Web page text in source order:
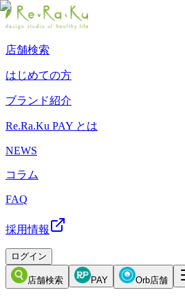
店舗検索
はじめての方
ブランド紹介
Re.Ra.Ku PAY とは
NEWS
コラム
FAQ
採用情報
ログイン
店舗検索 PAY Orb店舗